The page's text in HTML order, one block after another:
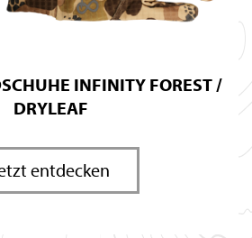
INFINITY FOREST /
DRYLEAF
entdecken